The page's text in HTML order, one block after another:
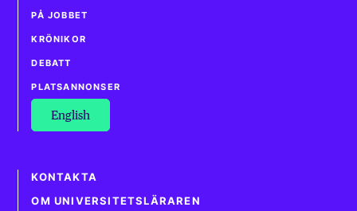
PÅ JOBBET
KRÖNIKOR
DEBATT
PLATSANNONSER
English
KONTAKTA
OM UNIVERSITETSLÄRAREN